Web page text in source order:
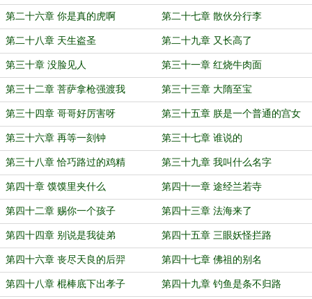
第二十六章 你是真的虎啊 第二十七章 散伙分行李
第二十八章 天生盗圣 第二十九章 又长高了
第三十章 没脸见人 第三十一章 红烧牛肉面
第三十二章 菩萨拿枪强渡我 第三十三章 大隋至宝
第三十四章 哥哥好厉害呀 第三十五章 朕是一个普通的宫女
第三十六章 再等一刻钟 第三十七章 谁说的
第三十八章 恰巧路过的鸡精 第三十九章 我叫什么名字
第四十章 馍馍里夹什么 第四十一章 途经兰若寺
第四十二章 赐你一个孩子 第四十三章 法海来了
第四十四章 别说是我徒弟 第四十五章 三眼妖怪拦路
第四十六章 丧尽天良的后羿 第四十七章 佛祖的别名
第四十八章 棍棒底下出孝子 第四十九章 钓鱼是条不归路